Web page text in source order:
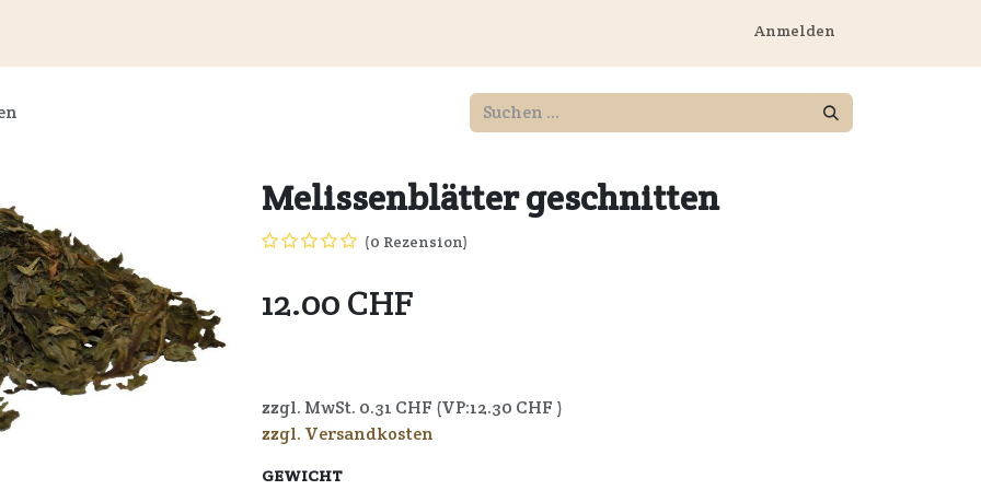
Anmelden
Melissenblätter geschnitten
(0 Rezension)
12.00CHF
zzgl. MwSt. 0.31 CHF (VP:12.30 CHF )
zzgl. Versandkosten
GEWICHT